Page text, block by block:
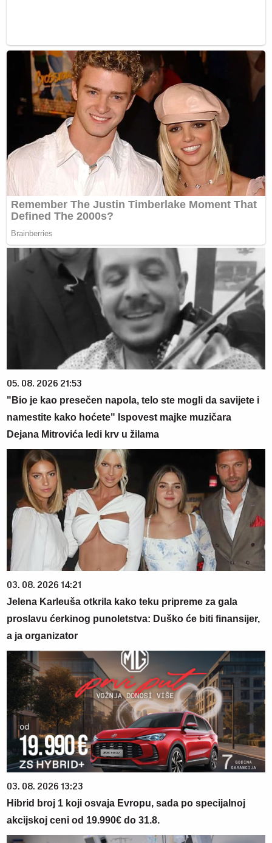
05. 08. 2026 21:53
"Bio je kao presečen napola, telo ste mogli da savijete i
namestite kako hoćete" Ispovest majke muzičara
Dejana Mitrovića ledi krv u žilama
03. 08. 2026 14:21
Jelena Karleuša otkrila kako teku pripreme za gala
proslavu ćerkinog punoletstva: Duško će biti finansijer,
a ja organizator
03. 08. 2026 13:23
Hibrid broj 1 koji osvaja Evropu, sada po specijalnoj
akcijskoj ceni od 19.990€ do 31.8.